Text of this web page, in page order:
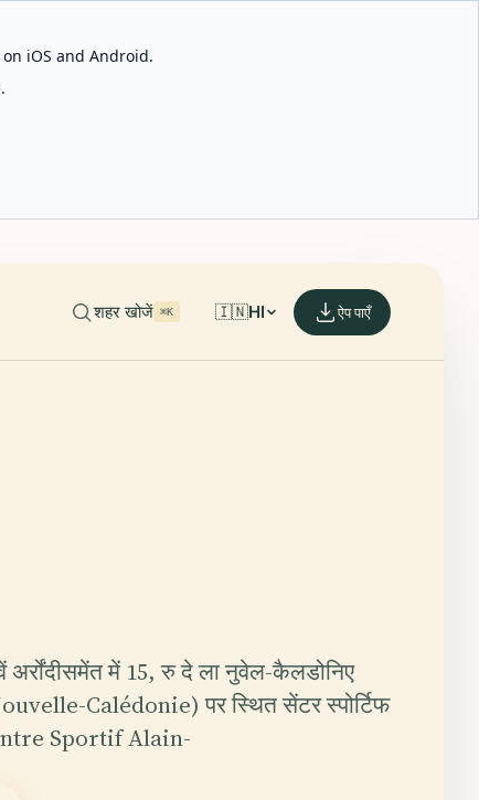
iOS and Android.
शहर खोजें ⌘K 🇮🇳HI ऐप पाएँ
अर्रोंदीसमेंत में 15, रु दे ला नुवेल-कैलडोनिए
Calédonie) पर स्थित सेंटर स्पोर्टिफ
Sportif Alain-